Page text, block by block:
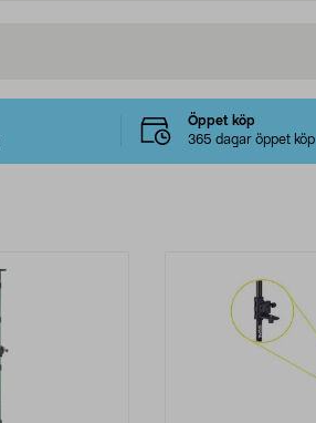
Öppet köp
365 dagar öppet köp